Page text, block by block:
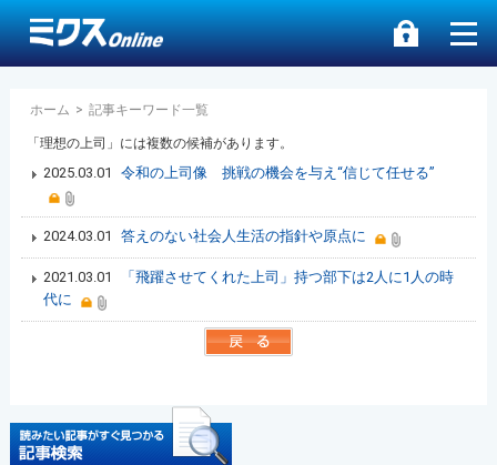
ホーム > 記事キーワード一覧
「理想の上司」には複数の候補があります。
2025.03.01 令和の上司像 挑戦の機会を与え“信じて任せる”
2024.03.01 答えのない社会人生活の指針や原点に
2021.03.01
「飛躍させてくれた上司」持つ部下は2人に1人の時
代に